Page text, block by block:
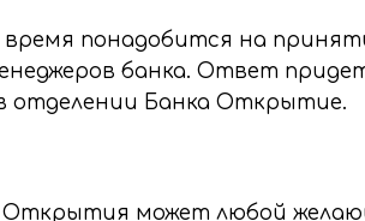
понадобится на
банка. Ответ
отделении Банка Открытие.
Открытия может любой